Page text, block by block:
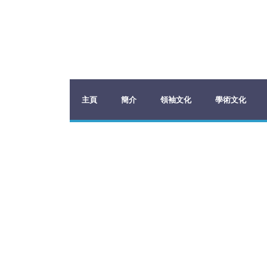
主頁 簡介 領袖文化 學術文化